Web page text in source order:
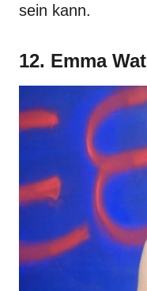
sein kann.
12. Emma